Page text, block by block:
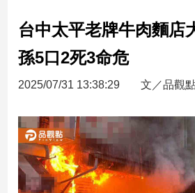
台
財
新
產
經/
股
市
台中太平老牌牛肉麵店
孫5口2死3命危
2025/07/31 13:38:29 文／品觀